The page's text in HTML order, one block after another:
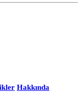
Hakkında